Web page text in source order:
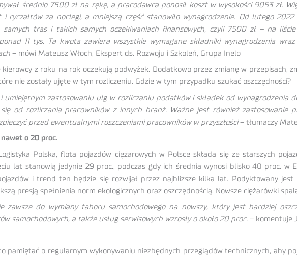
średnio 7500 zł na rękę, a pracodawca ponosił koszt w wysokości 9053 zł.
i ryczałtów za noclegi, a mniejszą część stanowiło wynagrodzenie. Od lutego
samych tras i takich samych oczekiwaniach finansowych, czyli 7500 zł – na
11 tys. Ta kwota zawiera wszystkie wymagane składniki wynagrodzenia
– mówi Mateusz Włoch, Ekspert ds. Rozwoju i Szkoleń, Grupa Inelo
z roku na rok oczekują podwyżek. Dodatkowo przez zmianę w przepisach,
nie zostały ujęte w tym rozliczeniu. Gdzie w tym przypadku szukać oszczędności?
zastosowaniu ulg w rozliczaniu podatków i składek od wynagrodzenia
od rozliczania pracowników z innych branż. Ważne jest również zastosowanie
przed ewentualnymi roszczeniami pracowników w przyszłości– tłumaczy
o 20 proc.
Polska, flota pojazdów ciężarowych w Polsce składa się ze starszych
lat stanowią jedynie 29 proc., podczas gdy ich średnia wynosi blisko 40 proc.
i trend ten będzie się rozwijał przez najbliższe kilka lat. Podyktowany
presją spełnienia norm ekologicznych oraz oszczędnością. Nowsze ciężarówki
zawsze do wymiany taboru samochodowego na nowszy, który jest bardziej
samochodowych, a także usług serwisowych wzrosły o około 20 proc. – komentuje
pamiętać o regularnym wykonywaniu niezbędnych przeglądów technicznych, aby